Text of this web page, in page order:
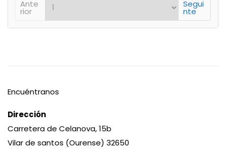
Ante
rior
Segui
nte
Encuéntranos
Dirección
Carretera de Celanova, 15b
Vilar de santos (Ourense) 32650